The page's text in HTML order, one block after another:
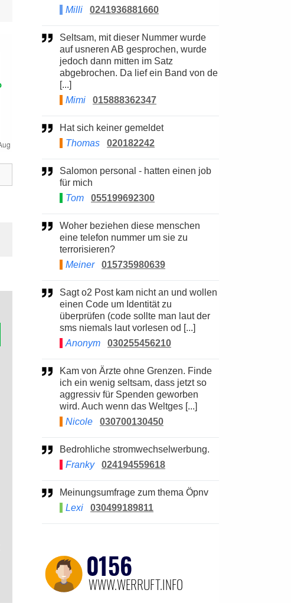
Milli
0241936881660
Seltsam, mit dieser Nummer wurde
auf usneren AB gesprochen, wurde
jedoch dann mitten im Satz
abgebrochen. Da lief ein Band von de
[...]
Mimi
015888362347
Hat sich keiner gemeldet
Thomas
020182242
Salomon personal - hatten einen job
für mich
Tom
055199692300
Woher beziehen diese menschen
eine telefon nummer um sie zu
terrorisieren?
Meiner
015735980639
Sagt o2 Post kam nicht an und wollen
einen Code um Identität zu
überprüfen (code sollte man laut der
sms niemals laut vorlesen od [...]
Anonym
030255456210
Kam von Ärzte ohne Grenzen. Finde
ich ein wenig seltsam, dass jetzt so
aggressiv für Spenden geworben
wird. Auch wenn das Weltges [...]
Nicole
030700130450
Bedrohliche stromwechselwerbung.
Franky
024194559618
Meinungsumfrage zum thema Öpnv
Lexi
030499189811